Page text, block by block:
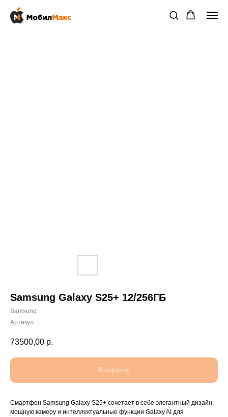
Samsung Galaxy S25+ 12/256ГБ
Samsung
Артикул:
73500,00 р.
В корзину
Смартфон Samsung Galaxy S25+ сочетает в себе элегантный дизайн,
мощную камеру и интеллектуальные функции Galaxy AI для